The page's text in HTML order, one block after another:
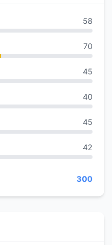
58
70
45
40
45
42
300